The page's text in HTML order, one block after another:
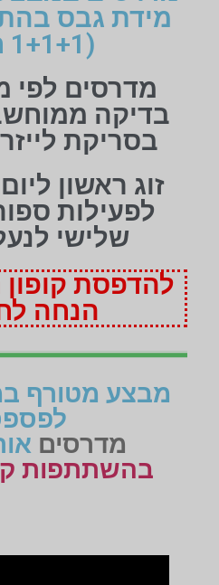
מידת גבס
(1+1+1 חינם)
מדרסים לפי
בדיקה
בסריקת
זוג ראשון
לפעילות
שלישי
להדפסת
הנחה
מבצע מטורף
מדרסים
בהשתתפות